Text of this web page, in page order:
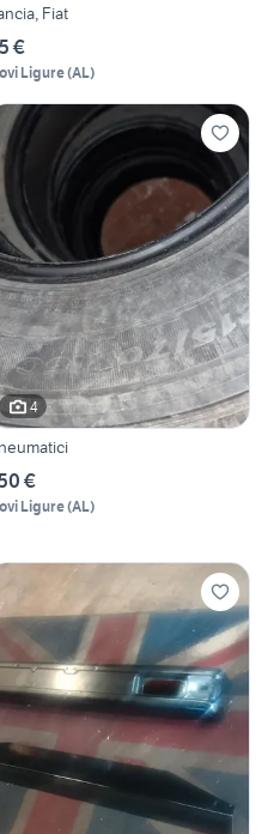
Fiat
€
Ligure(AL)
4
€
Ligure(AL)